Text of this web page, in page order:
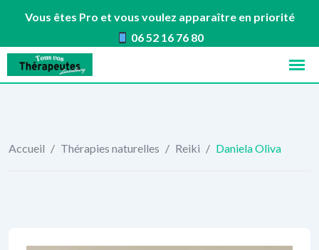
Vous êtes Pro et vous voulez apparaître en priorité
06 52 16 76 80
Skip
content
Accueil / Thérapies naturelles / Reiki / Daniela Oliva